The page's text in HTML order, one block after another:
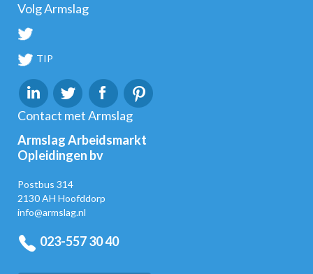
Volg Armslag
TIP
Contact met Armslag
Armslag Arbeidsmarkt
Opleidingen bv
Postbus 314
2130 AH Hoofddorp
info@armslag.nl
023-557 30 40